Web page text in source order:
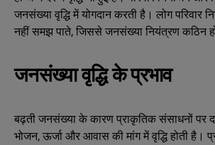
जनसंख्या वृद्धि में योगदान करती है। लोग परिवार
नहीं समझ पाते, जिससे जनसंख्या नियंत्रण कठिन
जनसंख्या वृद्धि के प्रभाव
बढ़ती जनसंख्या के कारण प्राकृतिक संसाधनों पर
भोजन, ऊर्जा और आवास की मांग में वृद्धि होती है।